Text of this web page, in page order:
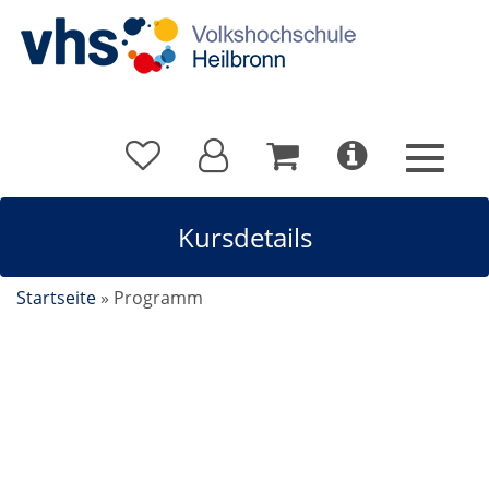
Kursdetails
Startseite » Programm